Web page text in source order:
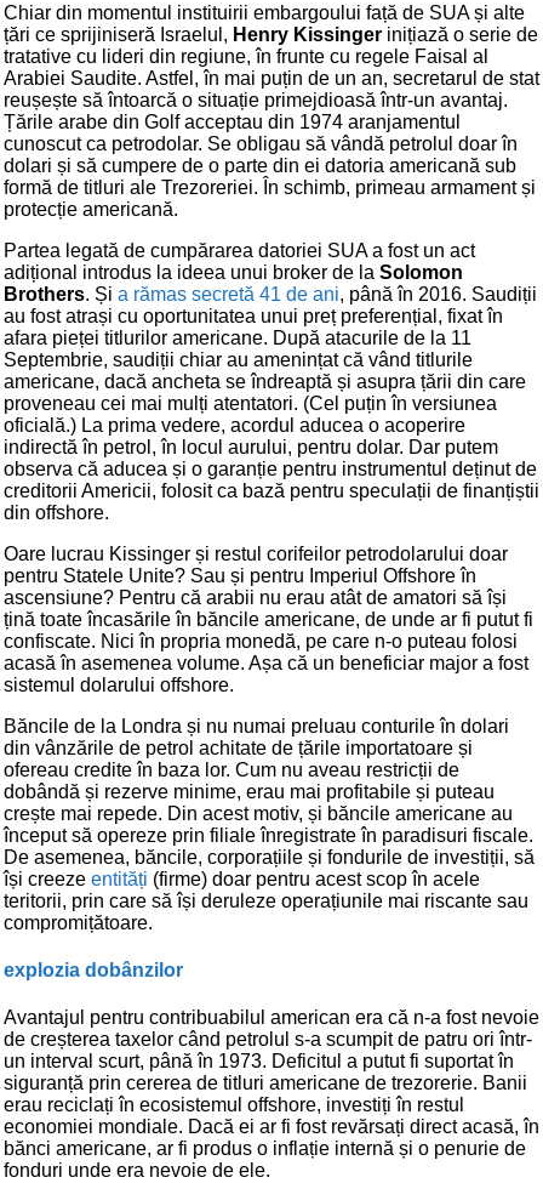
Chiar din momentul instituirii embargoului față de SUA și alte
țări ce sprijiniseră Israelul, Henry Kissinger inițiază o serie de
tratative cu lideri din regiune, în frunte cu regele Faisal al
Arabiei Saudite. Astfel, în mai puțin de un an, secretarul de stat
reușește să întoarcă o situație primejdioasă într-un avantaj.
Țările arabe din Golf acceptau din 1974 aranjamentul
cunoscut ca petrodolar. Se obligau să vândă petrolul doar în
dolari și să cumpere de o parte din ei datoria americană sub
formă de titluri ale Trezoreriei. În schimb, primeau armament și
protecție americană.
Partea legată de cumpărarea datoriei SUA a fost un act
adițional introdus la ideea unui broker de la Solomon
Brothers. Și a rămas secretă 41 de ani, până în 2016. Saudiții
au fost atrași cu oportunitatea unui preț preferențial, fixat în
afara pieței titlurilor americane. După atacurile de la 11
Septembrie, saudiții chiar au amenințat că vând titlurile
americane, dacă ancheta se îndreaptă și asupra țării din care
proveneau cei mai mulți atentatori. (Cel puțin în versiunea
oficială.) La prima vedere, acordul aducea o acoperire
indirectă în petrol, în locul aurului, pentru dolar. Dar putem
observa că aducea și o garanție pentru instrumentul deținut de
creditorii Americii, folosit ca bază pentru speculații de finanțiștii
din offshore.
Oare lucrau Kissinger și restul corifeilor petrodolarului doar
pentru Statele Unite? Sau și pentru Imperiul Offshore în
ascensiune? Pentru că arabii nu erau atât de amatori să își
țină toate încasările în băncile americane, de unde ar fi putut fi
confiscate. Nici în propria monedă, pe care n-o puteau folosi
acasă în asemenea volume. Așa că un beneficiar major a fost
sistemul dolarului offshore.
Băncile de la Londra și nu numai preluau conturile în dolari
din vânzările de petrol achitate de țările importatoare și
ofereau credite în baza lor. Cum nu aveau restricții de
dobândă și rezerve minime, erau mai profitabile și puteau
crește mai repede. Din acest motiv, și băncile americane au
început să opereze prin filiale înregistrate în paradisuri fiscale.
De asemenea, băncile, corporațiile și fondurile de investiții, să
își creeze entități (firme) doar pentru acest scop în acele
teritorii, prin care să își deruleze operațiunile mai riscante sau
compromițătoare.
explozia dobânzilor
Avantajul pentru contribuabilul american era că n-a fost nevoie
de creșterea taxelor când petrolul s-a scumpit de patru ori într-
un interval scurt, până în 1973. Deficitul a putut fi suportat în
siguranță prin cererea de titluri americane de trezorerie. Banii
erau reciclați în ecosistemul offshore, investiți în restul
economiei mondiale. Dacă ei ar fi fost revărsați direct acasă, în
bănci americane, ar fi produs o inflație internă și o penurie de
fonduri unde era nevoie de ele.